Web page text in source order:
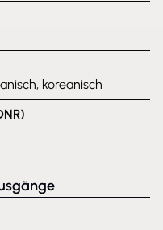
koreanisch